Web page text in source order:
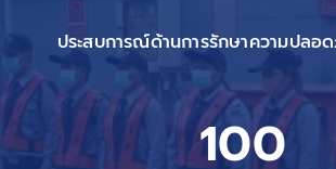
ประสบการณ์ด้านการรักษาความปลอ
100